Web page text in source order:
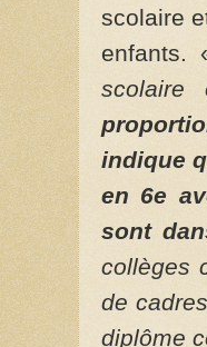
scolaire
enfants.
indique
en 6e
sont
collèges
de
diplôme